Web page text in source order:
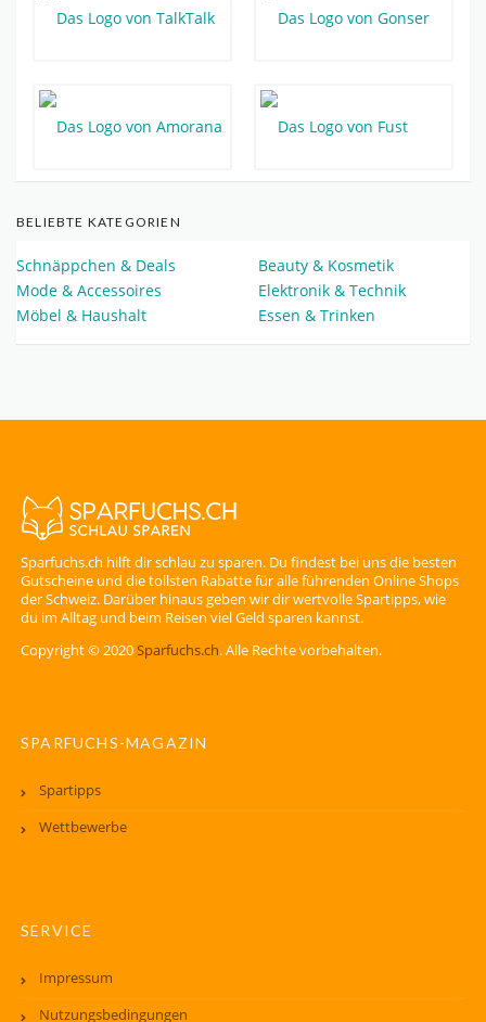
BELIEBTE KATEGORIEN
Schnäppchen & Deals
Beauty & Kosmetik
Mode & Accessoires
Elektronik & Technik
Möbel & Haushalt
Essen & Trinken
Sparfuchs.ch hilft dir schlau zu sparen. Du findest bei uns die besten
Gutscheine und die tollsten Rabatte für alle führenden Online Shops
der Schweiz. Darüber hinaus geben wir dir wertvolle Spartipps, wie
du im Alltag und beim Reisen viel Geld sparen kannst.
Copyright © 2020Sparfuchs.ch. Alle Rechte vorbehalten.
SPARFUCHS-MAGAZIN
Spartipps
Wettbewerbe
SERVICE
Impressum
Nutzungsbedingungen